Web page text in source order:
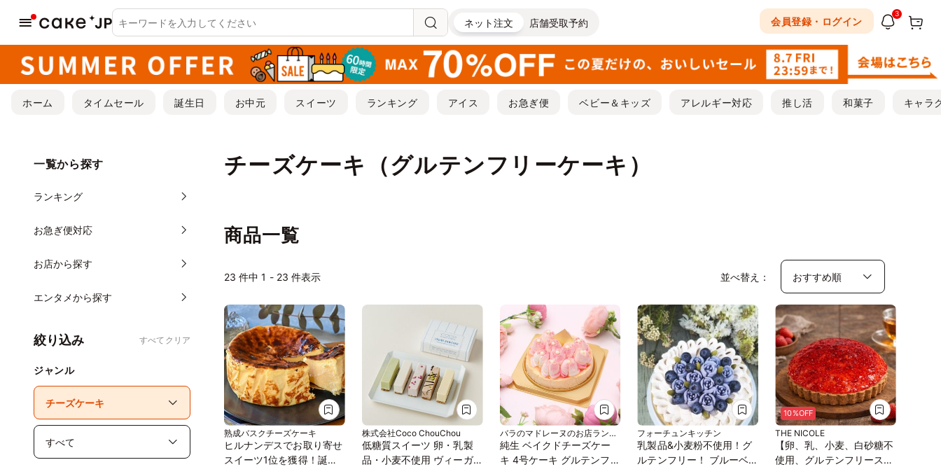
ネット注文 店舗受取予約 会員登録・ログイン
3
ホーム タイムセール 誕生日 お中元 スイーツ ランキング アイス お急ぎ便 ベビー＆キッズ アレルギー対応 推し活 和菓子 キャラ
チーズケーキ（グルテンフリーケーキ）
一覧から探す
ランキング
お急ぎ便対応
お店から探す
エンタメから探す
絞り込み すべてクリア
ジャンル
商品一覧
23 件中 1 - 23 件表示 並べ替え：
熟成バスクチーズケーキ
ヒルナンデスでお取り寄せ
スイーツ1位を獲得！誕生
株式会社Coco ChouChou
低糖質スイーツ 卵・乳製
品・小麦不使用 ヴィーガ
バラのマドレーヌのお店ランジ
ェラ
純生 ベイクドチーズケー
キ 4号ケーキ グルテンフリ
フォーチュンキッチン
乳製品&小麦粉不使用！グ
ルテンフリー！ ブルーベ
10%OFF
THE NICOLE
【卵、乳、小麦、白砂糖不
使用、グルテンフリースイ